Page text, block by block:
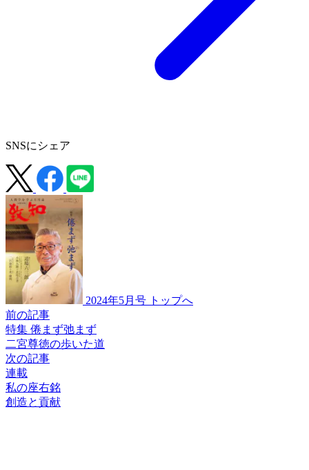
SNSにシェア
2024年5月号 トップへ
前の記事
特集 倦まず弛まず
二宮尊徳の歩いた道
次の記事
連載
私の座右銘
創造と貢献